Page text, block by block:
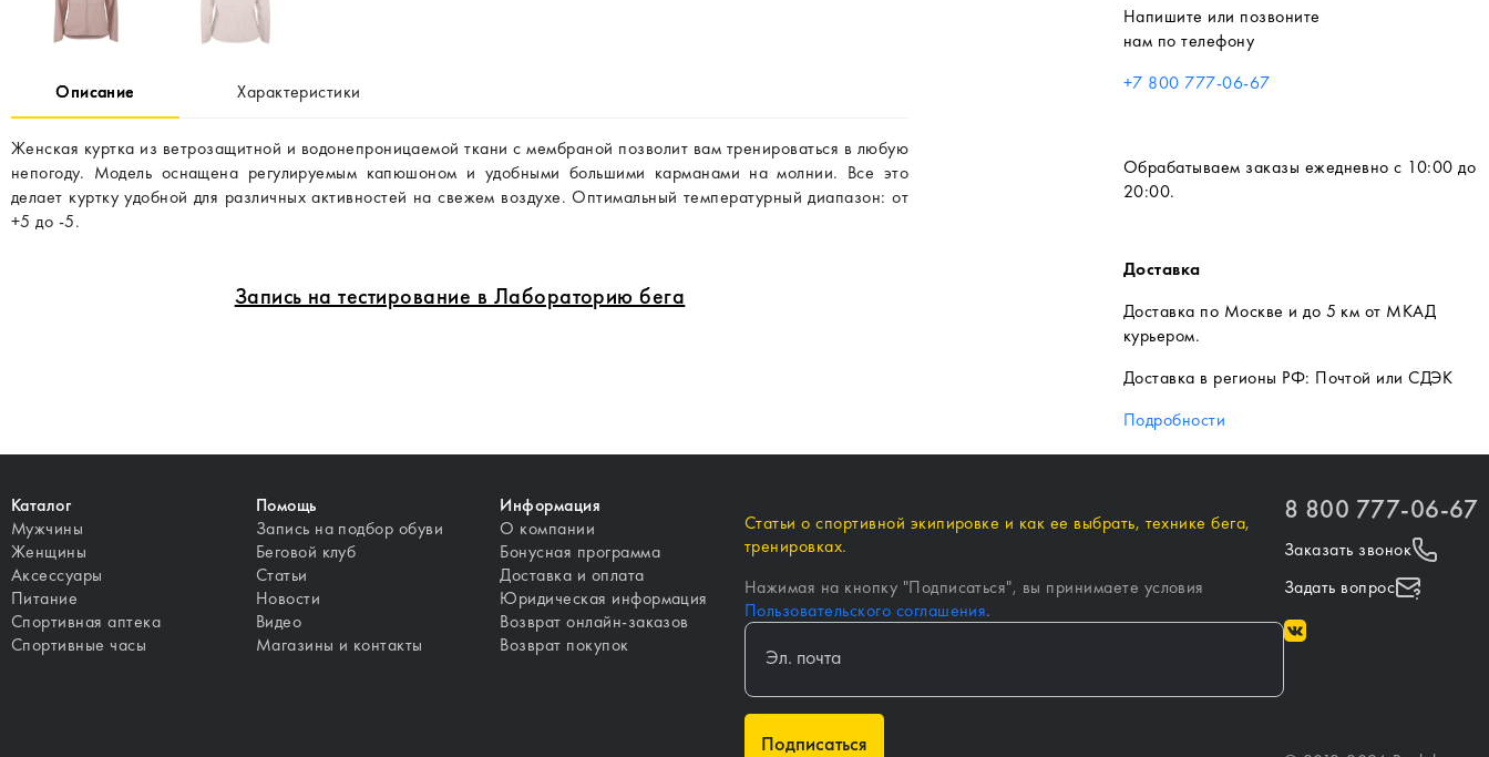
Описание Характеристики
Женская куртка из ветрозащитной и водонепроницаемой ткани с мембраной позволит вам тренироваться в любую
непогоду. Модель оснащена регулируемым капюшоном и удобными большими карманами на молнии. Все это
делает куртку удобной для различных активностей на свежем воздухе. Оптимальный температурный диапазон: от
+5 до -5.
Запись на тестирование в Лабораторию бега
Напишите или позвоните
нам по телефону
+7 800 777-06-67
Обрабатываем заказы ежедневно с 10:00 до
20:00.
Доставка
Доставка по Москве и до 5 км от МКАД
курьером.
Доставка в регионы РФ: Почтой или СДЭК
Подробности
Каталог
Мужчины
Женщины
Аксессуары
Питание
Спортивная аптека
Спортивные часы
Помощь
Запись на подбор обуви
Беговой клуб
Статьи
Новости
Видео
Магазины и контакты
Информация
О компании
Бонусная программа
Доставка и оплата
Юридическая информация
Возврат онлайн-заказов
Возврат покупок
Статьи о спортивной экипировке и как ее выбрать, технике бега,
тренировках.
Нажимая на кнопку "Подписаться", вы принимаете условия
Пользовательского соглашения.
Подписаться
8 800 777-06-67
Заказать звонок
Задать вопрос